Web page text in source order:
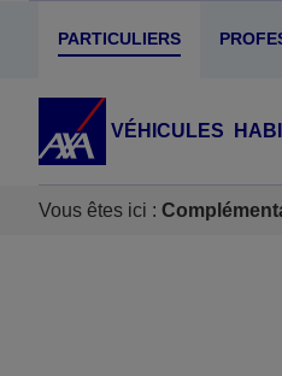
PARTICULIERS
VÉHICULES
Vous êtes ici :